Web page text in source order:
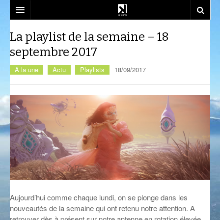
EMISSIONS
AZIMUT
CARTOGRAPHIE INTIME
CÉSURE
COMPLÈTEMENT DES BULLES
CRÉPIDULES
GIVRE D’ÉTÉ
DJ SETS
LES COLLABORATEURS
CONSTRUCT
EST-CE QU’ON PEUT ALLER?
FLUSSPFERD
TECHHOUSE
EVÉNEMENTS
PLAYLISTS
SOCIÉTÉ
LA RADIO
LA FABRIK
NOUS REJOINDRE
SOUTIEN ET PARTENARIATS
CONTACT
La playlist de la semaine – 18
septembre 2017
A la une Actu Playlists 18/09/2017
Aujourd’hui comme chaque lundi, on se plonge dans les
nouveautés de la semaine qui ont retenu notre attention. A